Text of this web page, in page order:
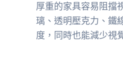
厚重的家具容易阻擋
璃、透明壓克力、鐵
度，同時也能減少視